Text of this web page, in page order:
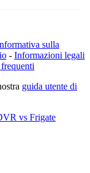
sulla
- Informazioni legali
guida utente di
vs Frigate